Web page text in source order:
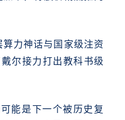
力神话与国家级注资
尔接力打出教科书级
能是下一个被历史复